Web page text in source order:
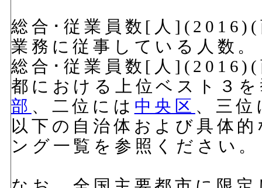
総合･従業員数[人](2016)(
業務に従事している人数。
総合･従業員数[人](2016)(
都における上位ベスト３
部 、二位には 中央区 、三位
以下の自治体および具体
ング一覧を参照ください。